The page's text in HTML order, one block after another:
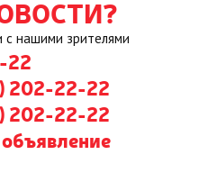
с нашими зрителями
22
202-22-22
202-22-22